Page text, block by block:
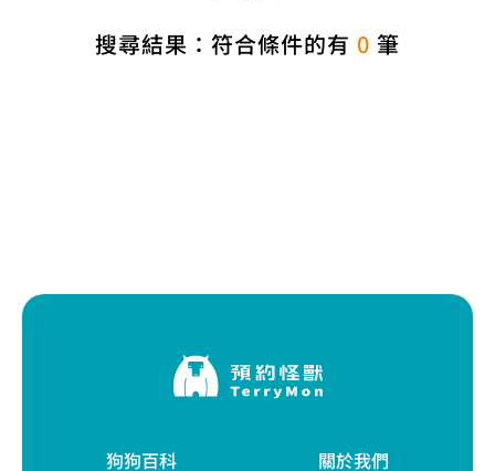
搜尋結果：符合條件的有 0 筆
狗狗百科
關於我們